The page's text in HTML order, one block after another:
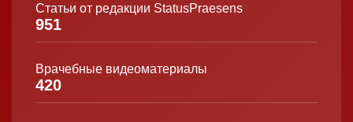
Статьи от редакции StatusPraesens
951
Врачебные видеоматериалы
420